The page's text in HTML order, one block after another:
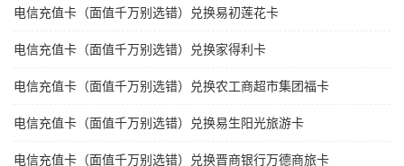
电信充值卡（面值千万别选错）兑换易初莲花卡
电信充值卡（面值千万别选错）兑换家得利卡
电信充值卡（面值千万别选错）兑换农工商超市集团福卡
电信充值卡（面值千万别选错）兑换易生阳光旅游卡
电信充值卡（面值千万别选错）兑换晋商银行万德商旅卡